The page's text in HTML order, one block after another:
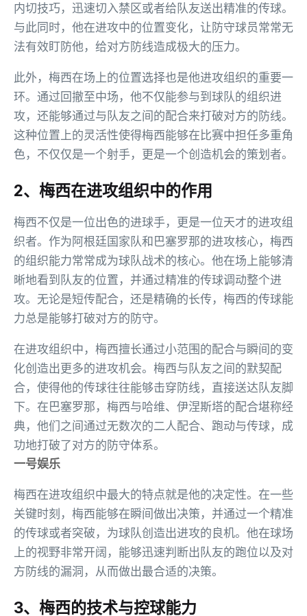
内切技巧，迅速切入禁区或者给队友送出精准的传球。
与此同时，他在进攻中的位置变化，让防守球员常常无
法有效盯防他，给对方防线造成极大的压力。
此外，梅西在场上的位置选择也是他进攻组织的重要一
环。通过回撤至中场，他不仅能参与到球队的组织进
攻，还能够通过与队友之间的配合来打破对方的防线。
这种位置上的灵活性使得梅西能够在比赛中担任多重角
色，不仅仅是一个射手，更是一个创造机会的策划者。
2、梅西在进攻组织中的作用
梅西不仅是一位出色的进球手，更是一位天才的进攻组
织者。作为阿根廷国家队和巴塞罗那的进攻核心，梅西
的组织能力常常成为球队战术的核心。他在场上能够清
晰地看到队友的位置，并通过精准的传球调动整个进
攻。无论是短传配合，还是精确的长传，梅西的传球能
力总是能够打破对方的防守。
在进攻组织中，梅西擅长通过小范围的配合与瞬间的变
化创造出更多的进攻机会。梅西与队友之间的默契配
合，使得他的传球往往能够击穿防线，直接送达队友脚
下。在巴塞罗那，梅西与哈维、伊涅斯塔的配合堪称经
典，他们之间通过无数次的二人配合、跑动与传球，成
功地打破了对方的防守体系。
一号娱乐
梅西在进攻组织中最大的特点就是他的决定性。在一些
关键时刻，梅西能够在瞬间做出决策，并通过一个精准
的传球或者突破，为球队创造出进攻的良机。他在球场
上的视野非常开阔，能够迅速判断出队友的跑位以及对
方防线的漏洞，从而做出最合适的决策。
3、梅西的技术与控球能力